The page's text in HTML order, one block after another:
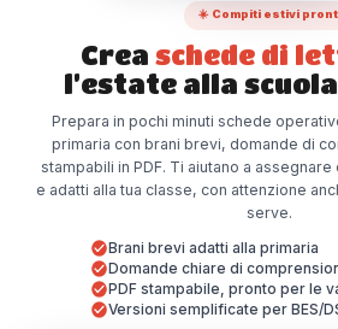
☀️ Compiti estivi
Crea schede di
l’estate alla
Prepara in pochi minuti schede
primaria con brani brevi, domande di
stampabili in PDF. Ti aiutano a
e adatti alla tua classe, con attenzione
serve.
Brani brevi adatti alla primaria
Domande chiare di
PDF stampabile, pronto per le
Versioni semplificate per BES/